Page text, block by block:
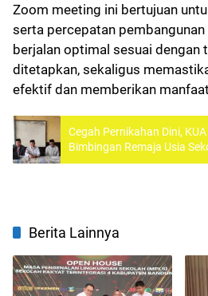
Zoom meeting ini bertujuan
serta percepatan
berjalan optimal sesuai dengan
ditetapkan, sekaligus
efektif dan memberikan
Cegah Pernikahan Dini,
Bimbingan Remaja Usia
Berita Lainnya